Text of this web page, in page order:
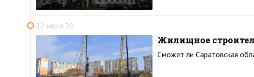
22 июля 20
Жилищное
Сможет ли Саратовская